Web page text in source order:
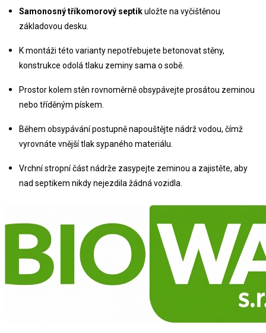
Samonosný tříkomorový septik uložte na vyčištěnou
základovou desku.
K montáži této varianty nepotřebujete betonovat stěny,
konstrukce odolá tlaku zeminy sama o sobě.
Prostor kolem stěn rovnoměrně obsypávejte prosátou zeminou
nebo tříděným pískem.
Během obsypávání postupně napouštějte nádrž vodou, čímž
vyrovnáte vnější tlak sypaného materiálu.
Vrchní stropní část nádrže zasypejte zeminou a zajistěte, aby
nad septikem nikdy nejezdila žádná vozidla.